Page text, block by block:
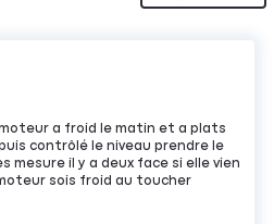
a froid le matin et a plats
contrôlé le niveau prendre le
mesure il y a deux face si elle vien
sois froid au toucher